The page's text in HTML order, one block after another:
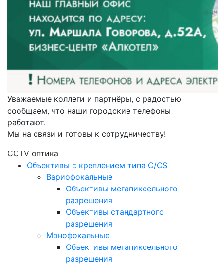
Уважаемые коллеги и партнёры, с радостью
сообщаем, что наши городские телефоны
работают.
Мы на связи и готовы к сотрудничеству!
CCTV оптика
Объективы с креплением типа C/CS
Вариофокальные
Объективы мегапиксельного
разрешения
Объективы стандартного
разрешения
Монофокальные
Объективы мегапиксельного
разрешения